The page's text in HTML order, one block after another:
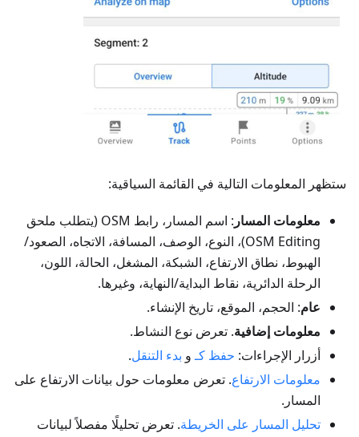
ستظهر المعلومات التالية في القائمة السياقية:
معلومات المسار
: اسم المسار، رابط OSM (يتطلب ملحق
OSM Editing)، النوع، الوصف، المسافة، الاتجاه، الصعود/
الهبوط، نطاق الارتفاع، الشبكة، المشغل، الحالة، اللون،
الرحلة الدائرية، نقاط البداية/النهاية، وغيرها.
عام: الحجم، الموقع، تاريخ الإنشاء.
معلومات إضافية. تعرض نوع النشاط.
أزرار الإجراءات: حفظ كـو بدء التنقل.
معلومات الارتفاع. تعرض معلومات حول بيانات الارتفاع على
المسار.
تحليل المسار على الخريطة. تعرض تحليلًا مفصلاً لبيانات